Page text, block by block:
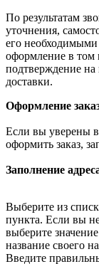
По результатам
уточнения,
его необходимыми
оформление в том
подтверждение
доставки.
Оформление
Если вы уверены
оформить заказ,
Заполнение
Выберите из
пункта. Если вы
выберите
название своего
Введите